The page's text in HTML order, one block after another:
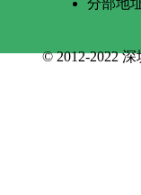
© 2012-2022